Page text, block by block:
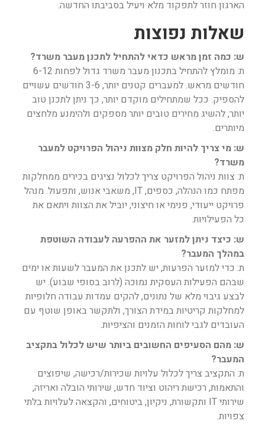
הארגון חוזר לתפקוד מלא ויעיל בסביבתו החדשה.
שאלות נפוצות
ש: כמה זמן מראש כדאי להתחיל לתכנן מעבר משרד?
ת: מומלץ להתחיל בתכנון מעבר משרד גדול לפחות 6-12
חודשים מראש. למעברים קטנים יותר, 3-6 חודשים עשויים
להספיק. ככל שמתחילים מוקדם יותר, כך ניתן לתכנן טוב
יותר, להשיג מחירים טובים יותר מספקים ולהימנע מלחצים
מיותרים.
ש: מי צריך להיות חלק מצוות ניהול הפרויקט למעבר
משרד?
ת: צוות ניהול הפרויקט צריך לכלול נציגים בכירים ממחלקות
מפתח כמו הנהלה, כספים, IT, משאבי אנוש, ותפעול. מנהל
פרויקט ייעודי, פנימי או חיצוני, יוביל את הצוות ויתאם את
כל הפעילויות.
ש: כיצד ניתן למזער את ההפרעה לעבודה השוטפת
במהלך המעבר?
ת: כדי למזער הפרעות, יש לתכנן את המעבר לשעות או ימים
שבהם הפעילות העסקית נמוכה (לרוב בסופי שבוע). יש
לבצע גיבוי מלא של נתונים, להקים עמדות עבודה חלופיות
למחלקות קריטיות במידת הצורך, ולתקשר באופן שוטף עם
העובדים לגבי לוחות הזמנים והציפיות.
ש: מהם הסעיפים החשובים ביותר שיש לכלול בתקציב
המעבר?
ת: התקציב צריך לכלול עלויות שכירות/רכישה, שיפוצים
והתאמות, רכישת ריהוט וציוד חדש, שירותי הובלה ואריזה,
שירותי IT ותקשורת, ניקיון, ביטוחים, והקצאה לעלויות בלתי
צפויות.